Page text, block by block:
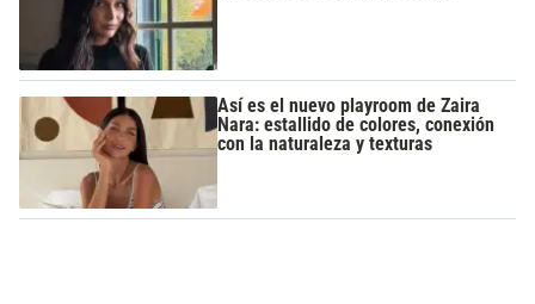
Así es el nuevo playroom de Zaira
Nara: estallido de colores, conexión
con la naturaleza y texturas